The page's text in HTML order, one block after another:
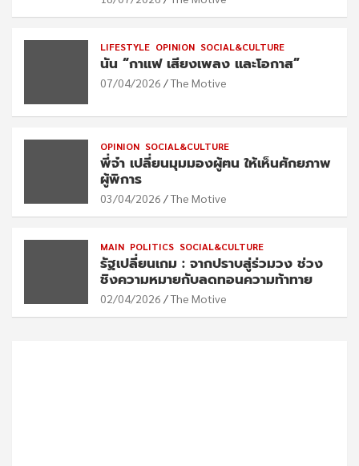
LIFESTYLE OPINION SOCIAL&CULTURE
นัน “กาแฟ เสียงเพลง และโอกาส”
07/04/2026 The Motive
OPINION SOCIAL&CULTURE
พี่จ๋า เปลี่ยนมุมมองผู้ฅน ให้เห็นศักยภาพ
ผู้พิการ
03/04/2026 The Motive
MAIN POLITICS SOCIAL&CULTURE
รัฐเปลี่ยนเกม : จากปราบสู่ร่วมวง ช่วง
ชิงความหมายกับลดทอนความท้าทาย
02/04/2026 The Motive